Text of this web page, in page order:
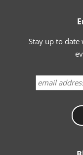
Stay up to